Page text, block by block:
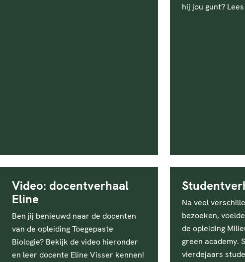
hij jou gunt?
Video: docentverhaal
Eline
Ben jij benieuwd naar de docenten
van de opleiding Toegepaste
Biologie? Bekijk de video hieronder
en leer docente Eline Visser kennen!
Na veel
bezoeken,
de opleiding
green academy.
vierdejaars